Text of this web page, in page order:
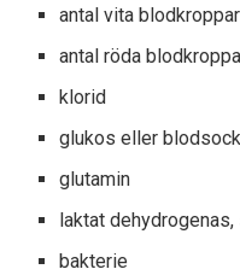
antal vita blodkroppar
antal röda
klorid
glukos eller
glutamin
laktat
bakterie